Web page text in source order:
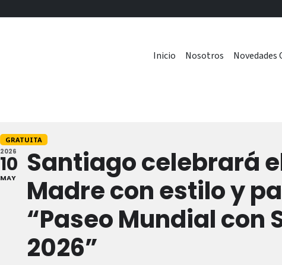
Inicio Nosotros Novedades
GRATUITA
2026
10
MAY
Santiago celebrará
Madre con estilo y
“Paseo Mundial con
2026”